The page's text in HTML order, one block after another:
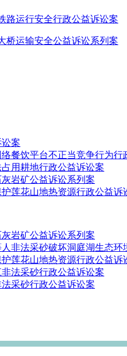
路运行安全行政公益诉讼案
桥运输安全公益诉讼系列案
案
餐饮平台不正当竞争行为行
用耕地行政公益诉讼案
岩矿公益诉讼系列案
莲花山地热资源行政公益诉
岩矿公益诉讼系列案
非法采砂破坏洞庭湖生态环
莲花山地热资源行政公益诉
法采砂行政公益诉讼案
采砂行政公益诉讼案